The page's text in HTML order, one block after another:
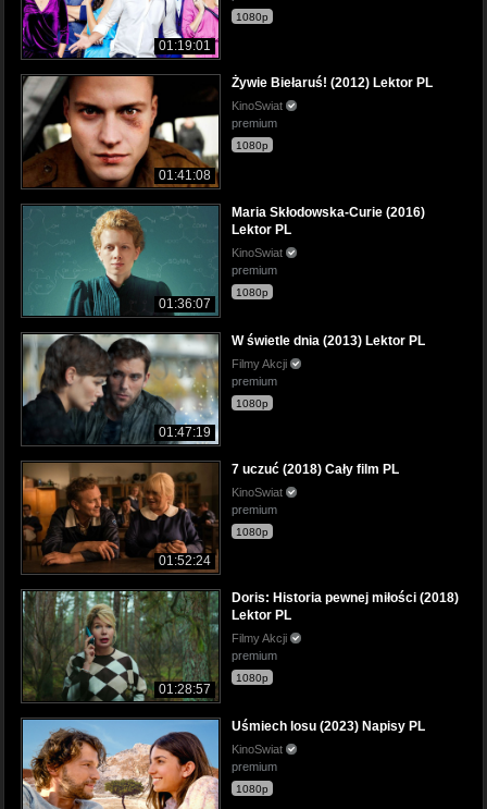
01:19:01
1080p
01:41:08
Żywie Biełaruś! (2012) Lektor PL
KinoSwiat
premium
1080p
01:36:07
Maria Skłodowska-Curie (2016)
Lektor PL
KinoSwiat
premium
1080p
01:47:19
W świetle dnia (2013) Lektor PL
Filmy Akcji
premium
1080p
01:52:24
7 uczuć (2018) Cały film PL
KinoSwiat
premium
1080p
01:28:57
Doris: Historia pewnej miłości (2018)
Lektor PL
Filmy Akcji
premium
1080p
Uśmiech losu (2023) Napisy PL
KinoSwiat
premium
1080p